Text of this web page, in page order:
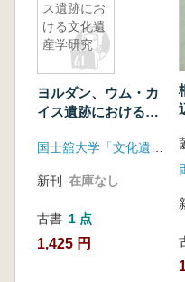
大
杉西遺跡、大平遺跡
跡、櫨原村平遺跡
岡前遺
跡、西田遺跡、カ
湯屋遺跡、沖田遺跡
たの
もと遺跡、岩垣内
遺跡、中野大洞平遺
27 的場遺跡
28 峰一合遺
静岡県
29 家ノ上遺
ス遺跡にお
ける文化遺
産学研究
ヨルダン、ウム・カ
イス遺跡における文
新刊 在庫なし
古書 1 点
1,425 円